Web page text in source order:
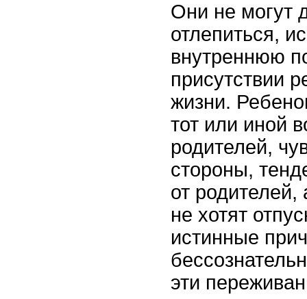
Они не могут
отлепиться,
внутреннюю
присутствии
жизни.
тот или иной
родителей,
стороны,
от родителей,
не хотят
истинные
эти